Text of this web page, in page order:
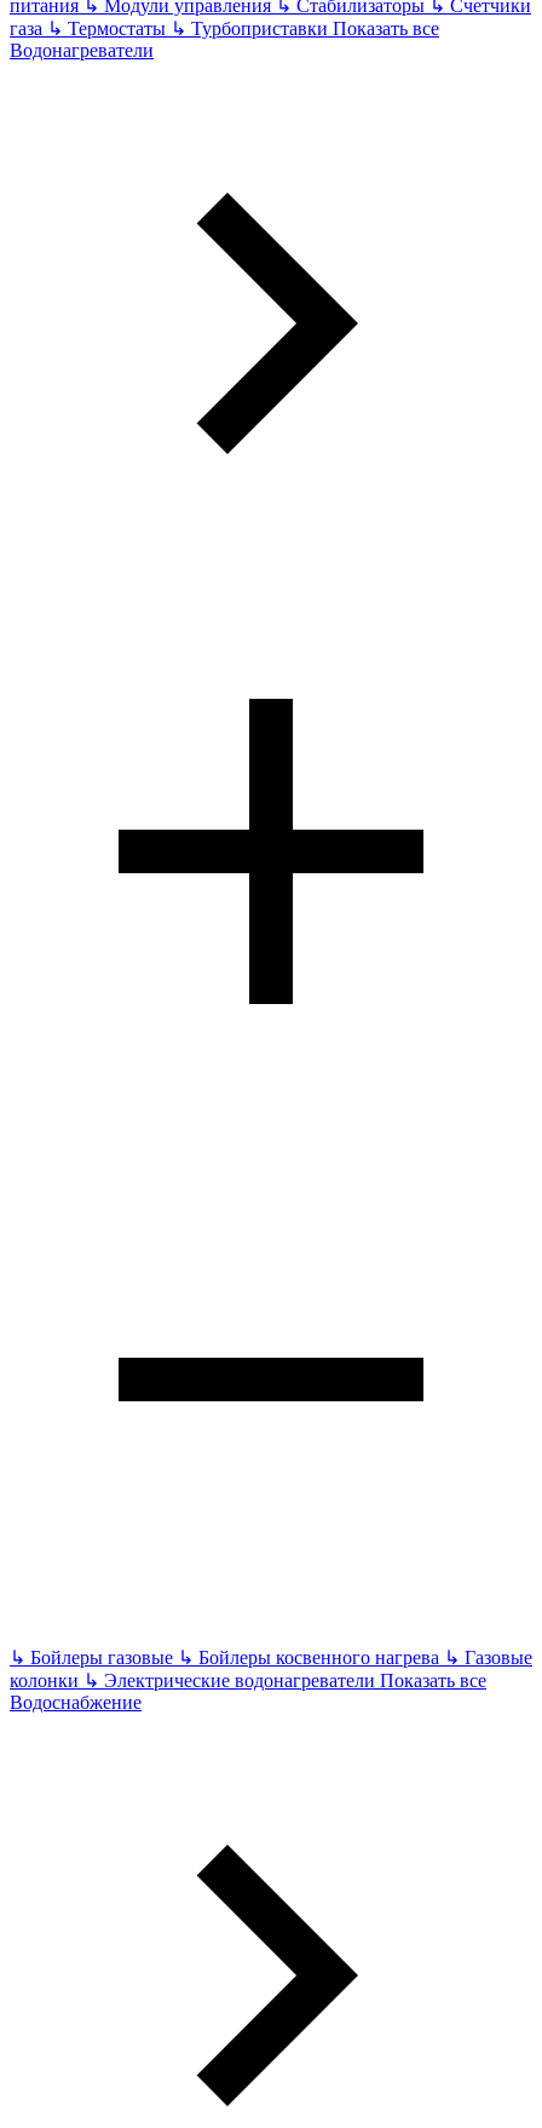
питания ↳ Модули управления ↳ Стабилизаторы ↳ Счетчики
газа ↳ Термостаты ↳ Турбоприставки Показать все
Водонагреватели
↳ Бойлеры газовые ↳ Бойлеры косвенного нагрева ↳ Газовые
колонки ↳ Электрические водонагреватели Показать все
Водоснабжение